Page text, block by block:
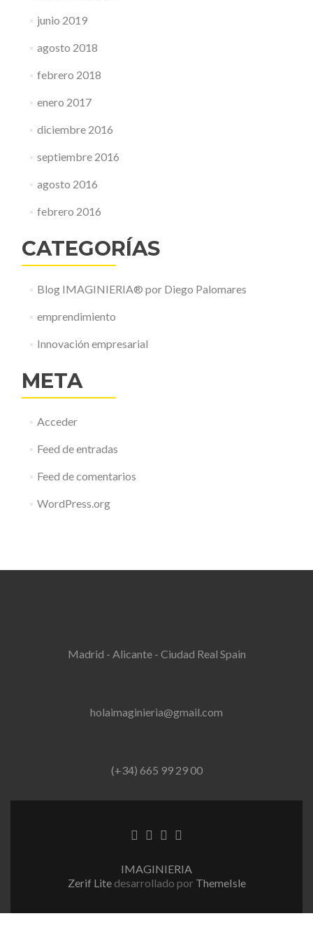
junio 2019
agosto 2018
febrero 2018
enero 2017
diciembre 2016
septiembre 2016
agosto 2016
febrero 2016
CATEGORÍAS
Blog IMAGINIERIA® por Diego Palomares
emprendimiento
Innovación empresarial
META
Acceder
Feed de entradas
Feed de comentarios
WordPress.org
Madrid - Alicante - Ciudad Real Spain
holaimaginieria@gmail.com
(+34) 665 99 29 00
EnlaceEnlace
EnlaceEnlace
IMAGINIERIA
Zerif Lite desarrollado por ThemeIsle